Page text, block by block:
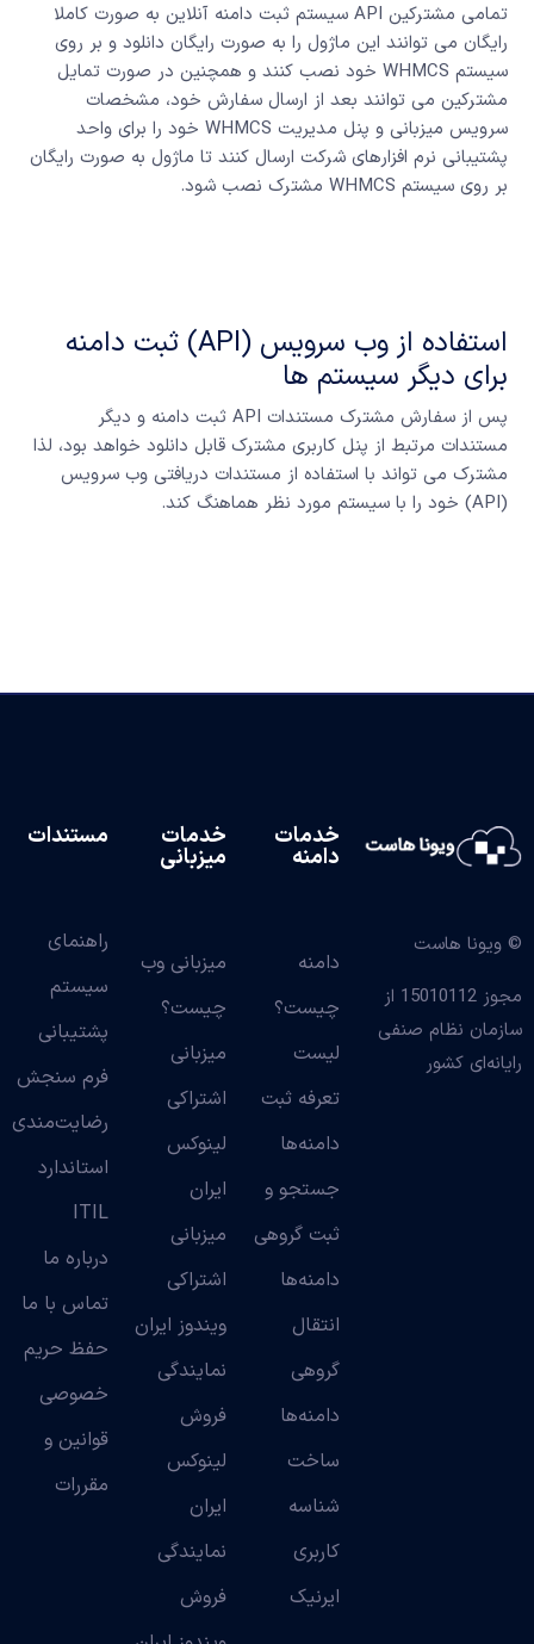
تمامی مشترکین API سیستم ثبت دامنه آنلاین به صورت کاملا
رایگان می توانند این ماژول را به صورت رایگان دانلود و بر روی
سیستم WHMCS خود نصب کنند و همچنین در صورت تمایل
مشترکین می توانند بعد از ارسال سفارش خود، مشخصات
سرویس میزبانی و پنل مدیریت WHMCS خود را برای واحد
پشتیبانی نرم افزارهای شرکت ارسال کنند تا ماژول به صورت رایگان
بر روی سیستم WHMCS مشترک نصب شود.
استفاده از وب سرویس (API) ثبت دامنه
برای دیگر سیستم ها
پس از سفارش مشترک مستندات API ثبت دامنه و دیگر
مستندات مرتبط از پنل کاربری مشترک قابل دانلود خواهد بود، لذا
مشترک می تواند با استفاده از مستندات دریافتی وب سرویس
(API) خود را با سیستم مورد نظر هماهنگ کند.
© ویونا هاست
مجوز 15010112 از
سازمان نظام صنفی
رایانه‌ای کشور
خدمات
دامنه
دامنه
چیست؟
لیست
تعرفه ثبت
دامنه‌ها
جستجو و
ثبت گروهی
دامنه‌ها
انتقال
گروهی
دامنه‌ها
ساخت
شناسه
کاربری
ایرنیک
خدمات
میزبانی
میزبانی وب
چیست؟
میزبانی
اشتراکی
لینوکس
ایران
میزبانی
اشتراکی
ویندوز ایران
نمایندگی
فروش
لینوکس
ایران
نمایندگی
فروش
مستندات
راهنمای
سیستم
پشتیبانی
فرم سنجش
رضایت‌مندی
استاندارد
ITIL
درباره ما
تماس با ما
حفظ حریم
خصوصی
قوانین و
مقررات